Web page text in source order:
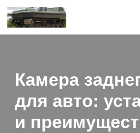
Перейти
Камера
для авто:
и